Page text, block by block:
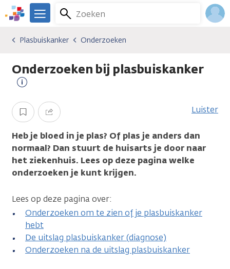
Overslaan
en
gaan
We
er
je.
Kanker.nl
Zoeken
Menu
Kankersoorten
Plasbuiskanker
Onderzoeken
Plasbuiskanker Onderzoeken
Onderzoeken bij plasbuiskanker
informatie
Opslaan Delen Luister
Heb je bloed in je plas? Of plas je anders dan
normaal? Dan stuurt de huisarts je door naar
het ziekenhuis. Lees op deze pagina welke
onderzoeken je kunt krijgen.
Lees op deze pagina over:
Onderzoeken om te zien of je plasbuiskanker
hebt
De uitslag plasbuiskanker (diagnose)
Onderzoeken na de uitslag plasbuiskanker